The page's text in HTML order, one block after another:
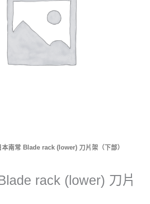
本南常 Blade rack (lower) 刀片架（下部）
rack (lower) 刀片